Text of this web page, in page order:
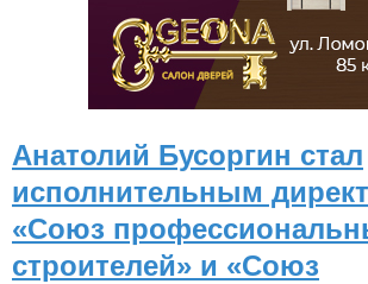
Анатолий Бусоргин стал
исполнительным
«Союз
строителей» и «Союз